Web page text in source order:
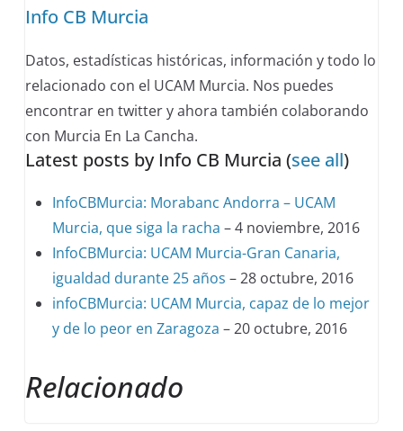
tabs
content
below.
Info CB Murcia
Datos, estadísticas históricas, información y todo lo
relacionado con el UCAM Murcia. Nos puedes
encontrar en twitter y ahora también colaborando
con Murcia En La Cancha.
Latest posts by Info CB Murcia(see all)
InfoCBMurcia: Morabanc Andorra – UCAM
Murcia, que siga la racha – 4 noviembre, 2016
InfoCBMurcia: UCAM Murcia-Gran Canaria,
igualdad durante 25 años – 28 octubre, 2016
infoCBMurcia: UCAM Murcia, capaz de lo mejor
y de lo peor en Zaragoza – 20 octubre, 2016
Relacionado